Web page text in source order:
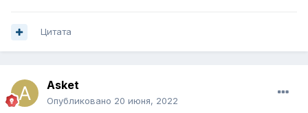
Цитата
Asket
Опубликовано 20 июня, 2022